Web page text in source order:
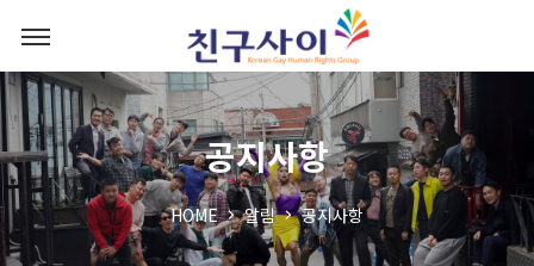
공지사항
HOME 알림 공지사항